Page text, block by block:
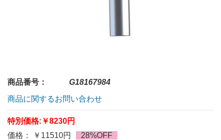
商品番号：
G18167984
商品に関するお問い合わせ
特別価格: ￥8230円
価格： ￥11510円
28%OFF